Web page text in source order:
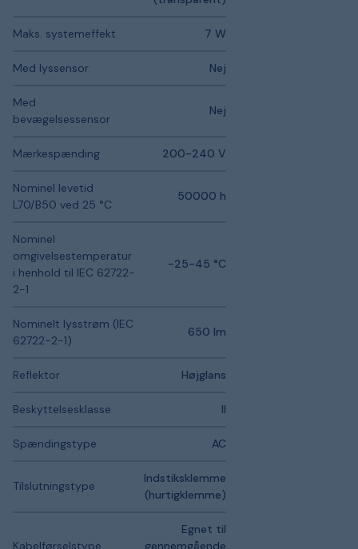
Maks. systemeffekt 7 W
Med lyssensor Nej
Med
bevægelsessensor
Nej
Mærkespænding 200-240 V
Nominel levetid
L70/B50 ved 25 °C
50000 h
Nominel
omgivelsestemperatur
i henhold til IEC 62722-
2-1
-25-45 °C
Nominelt lysstrøm (IEC
62722-2-1)
650 lm
Reflektor Højglans
Beskyttelsesklasse II
Spændingstype AC
Tilslutningstype
Indstiksklemme
(hurtigklemme)
Kabelførselstype
Egnet til
gennemgående